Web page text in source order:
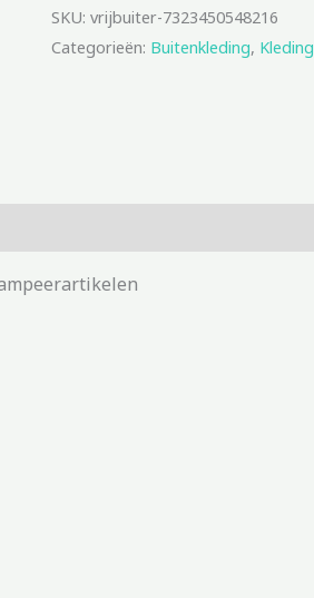
SKU: vrijbuiter-7323450548216
Categorieën: Buitenkleding, Kleding